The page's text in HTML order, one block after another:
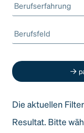
Berufserfahrung
Berufsfeld
Die aktuellen
Resultat. Bitte